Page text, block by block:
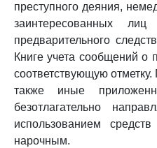
преступного деяния,
заинтересованных
предварительного
Книге учета сообщений о
соответствующую
также иные
безотлагательно
использованием
нарочным.